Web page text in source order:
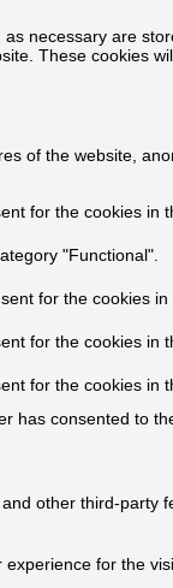
necessary are
These cookies
of the website,
for the cookies in
"Functional".
for the cookies in
for the cookies in
for the cookies in
has consented to
other third-party
for the